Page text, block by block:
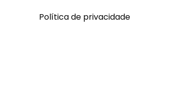
Política de privacidade